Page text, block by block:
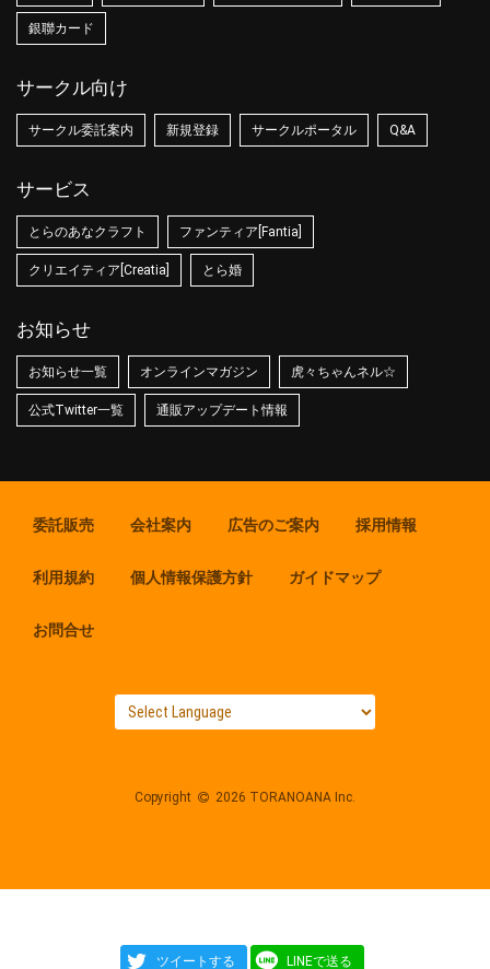
ツイートする LINEで送る
銀聯カード
サークル向け
サークル委託案内 新規登録 サークルポータル Q&A
サービス
とらのあなクラフト ファンティア[Fantia]
クリエイティア[Creatia] とら婚
お知らせ
お知らせ一覧 オンラインマガジン 虎々ちゃんネル☆
公式Twitter一覧 通販アップデート情報
委託販売 会社案内 広告のご案内 採用情報
利用規約 個人情報保護方針 ガイドマップ
お問合せ
Copyright 2026 TORANOANA Inc.